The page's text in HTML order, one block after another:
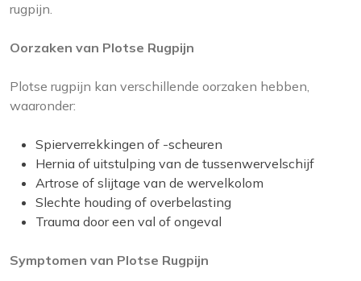
rugpijn.
Oorzaken van Plotse Rugpijn
Plotse rugpijn kan verschillende oorzaken hebben,
waaronder:
Spierverrekkingen of -scheuren
Hernia of uitstulping van de tussenwervelschijf
Artrose of slijtage van de wervelkolom
Slechte houding of overbelasting
Trauma door een val of ongeval
Symptomen van Plotse Rugpijn